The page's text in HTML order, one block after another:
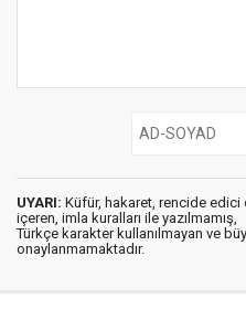
UYARI: Küfür, hakaret, rencide edici
içeren, imla kuralları ile yazılmamış,
Türkçe karakter kullanılmayan ve
onaylanmamaktadır.